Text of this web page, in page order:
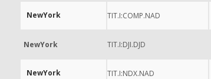
NewYork TIT.I:COMP.NAD
NewYork TIT.I:DJI.DJD
NewYork TIT.I:NDX.NAD